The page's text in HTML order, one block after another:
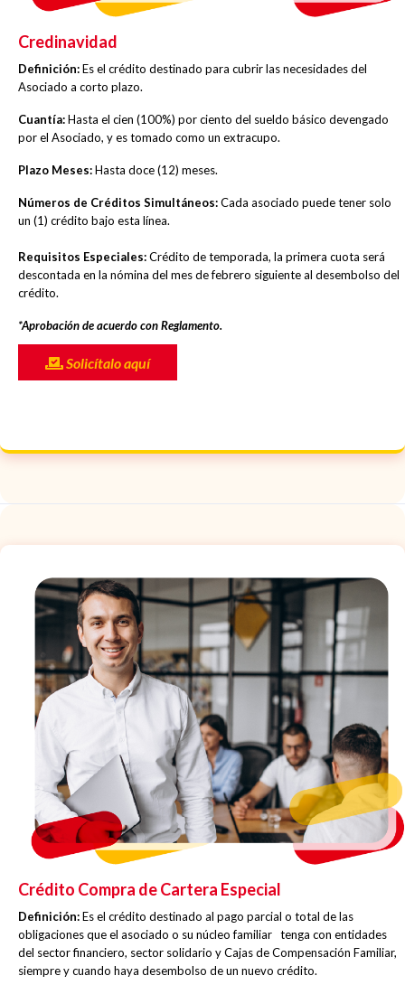
Credinavidad
Definición:Es el crédito destinado para cubrir las necesidades del
Asociado a corto plazo.
Cuantía:Hasta el cien (100%) por ciento del sueldo básico devengado
por el Asociado, y es tomado como un extracupo.
Plazo Meses:Hasta doce (12) meses.
Números de Créditos Simultáneos:Cada asociado puede tener solo
un (1) crédito bajo esta línea.
Requisitos Especiales:Crédito de temporada, la primera cuota será
descontada en la nómina del mes de febrero siguiente al desembolso del
crédito.
*Aprobación de acuerdo con Reglamento.
Solicítalo aquí
Crédito Compra de Cartera Especial
Definición:Es el crédito destinado al pago parcial o total de las
obligaciones que el asociado o su núcleo familiar tenga con entidades
del sector financiero, sector solidario y Cajas de Compensación Familiar,
siempre y cuando haya desembolso de un nuevo crédito.